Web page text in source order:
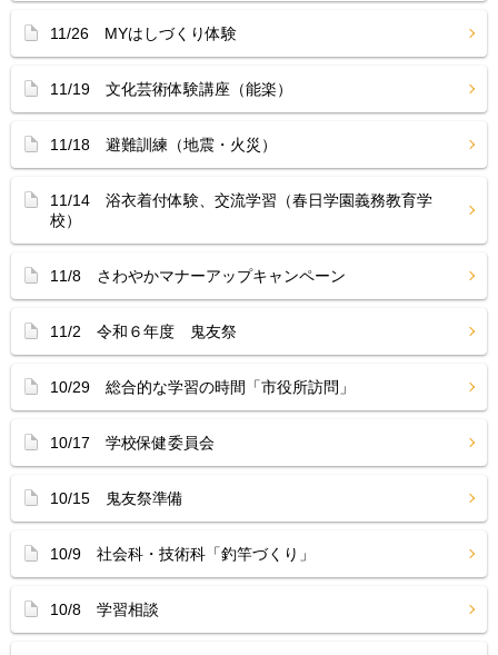
11/26 MYはしづくり体験
11/19 文化芸術体験講座（能楽）
11/18 避難訓練（地震・火災）
11/14 浴衣着付体験、交流学習（春日学園義務教育学
校）
11/8 さわやかマナーアップキャンペーン
11/2 令和６年度 鬼友祭
10/29 総合的な学習の時間「市役所訪問」
10/17 学校保健委員会
10/15 鬼友祭準備
10/9 社会科・技術科「釣竿づくり」
10/8 学習相談